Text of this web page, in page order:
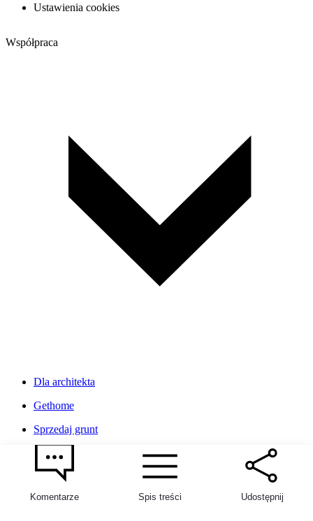
1
Komentarze Spis treści Udostępnij
Ustawienia cookies
Współpraca
Dla architekta
Gethome
Sprzedaj grunt